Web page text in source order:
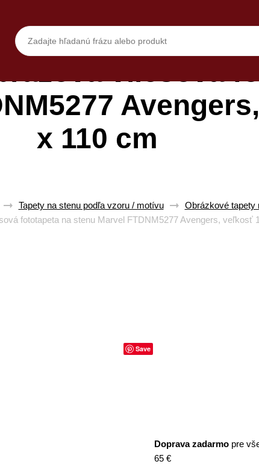
x 110 cm
Tapety na stenu podľa vzoru / motívu
Obrázkové tapety
fototapeta na stenu Marvel FTDNM5277 Avengers, veľkosť
Save
Doprava zadarmo pre
65 €